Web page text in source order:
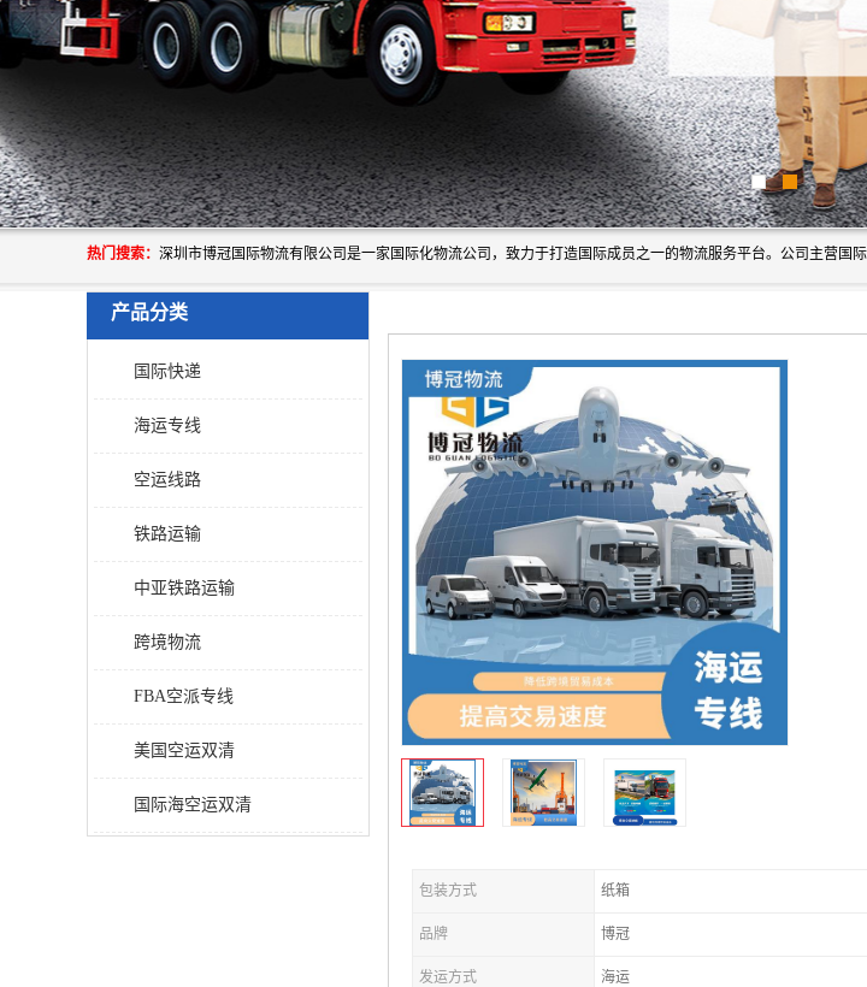
热门搜索：
产品分类
国际快递
海运专线
空运线路
铁路运输
中亚铁路运输
跨境物流
FBA空派专线
美国空运双清
国际海空运双清
包装方式 纸箱
品牌 博冠
发运方式 海运